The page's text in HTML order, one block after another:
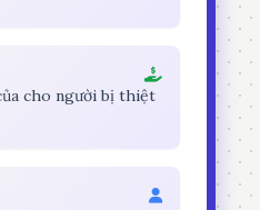
cho người bị thiệt